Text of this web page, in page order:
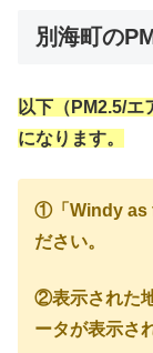
別海町の
以下（PM2.5/エ
になります。
①「Windy as
ださい。
②表示された
ータが表示さ